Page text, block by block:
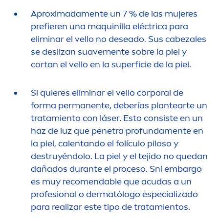
Aproximadamente un 7 % de las mujeres
prefieren una maquinilla eléctrica para
eliminar el vello no deseado. Sus cabezales
se deslizan suavemente sobre la piel y
cortan el vello en la superficie de la piel.
Si quieres eliminar el vello corporal de
forma permanente, deberías plantearte un
tratamiento con láser. Esto consiste en un
haz de luz que penetra profundamente en
la piel, calentando el folículo piloso y
destruyéndolo. La piel y el tejido no quedan
dañados durante el proceso. Sni embargo
es muy recomendable que acudas a un
profesional o dermatólogo especializado
para realizar este tipo de tratamientos.